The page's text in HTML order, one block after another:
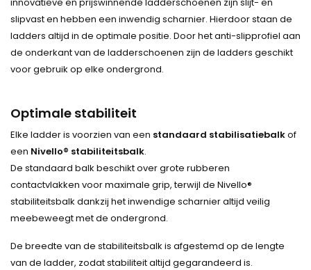
slipvast en hebben een inwendig scharnier. Hierdoor staan de
ladders altijd in de optimale positie. Door het anti-slipprofiel aan
de onderkant van de ladderschoenen zijn de ladders geschikt
voor gebruik op elke ondergrond.
Optimale stabiliteit
Elke ladder is voorzien van een standaard stabilisatiebalkof
een Nivello® stabiliteitsbalk.
De standaard balk beschikt over grote rubberen
contactvlakken voor maximale grip, terwijl de Nivello®
stabiliteitsbalk dankzij het inwendige scharnier altijd veilig
meebeweegt met de ondergrond.
De breedte van de stabiliteitsbalk is afgestemd op de lengte
van de ladder, zodat stabiliteit altijd gegarandeerd is.